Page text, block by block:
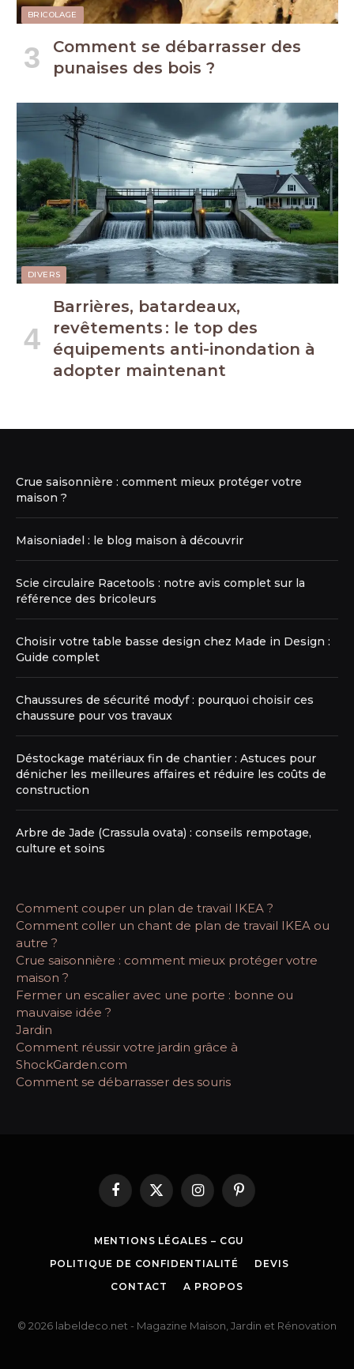
BRICOLAGE
Comment se débarrasser des
punaises des bois ?
DIVERS
Barrières, batardeaux,
revêtements : le top des
équipements anti-inondation à
adopter maintenant
Crue saisonnière : comment mieux protéger votre
maison ?
Maisoniadel : le blog maison à découvrir
Scie circulaire Racetools : notre avis complet sur la
référence des bricoleurs
Choisir votre table basse design chez Made in Design :
Guide complet
Chaussures de sécurité modyf : pourquoi choisir ces
chaussure pour vos travaux
Déstockage matériaux fin de chantier : Astuces pour
dénicher les meilleures affaires et réduire les coûts de
construction
Arbre de Jade (Crassula ovata) : conseils rempotage,
culture et soins
Comment couper un plan de travail IKEA ?
Comment coller un chant de plan de travail IKEA ou
autre ?
Crue saisonnière : comment mieux protéger votre
maison ?
Fermer un escalier avec une porte : bonne ou
mauvaise idée ?
Jardin
Comment réussir votre jardin grâce à
ShockGarden.com
Comment se débarrasser des souris
Facebook
X
(Twitter)
InstagramPinterest
MENTIONS LÉGALES – CGU
POLITIQUE DE CONFIDENTIALITÉ
DEVIS
CONTACT
A PROPOS
© 2026 labeldeco.net - Magazine Maison, Jardin et Rénovation